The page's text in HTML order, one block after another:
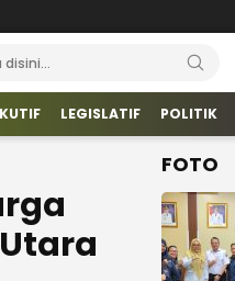
LEGISLATIF POLITIK
FOTO